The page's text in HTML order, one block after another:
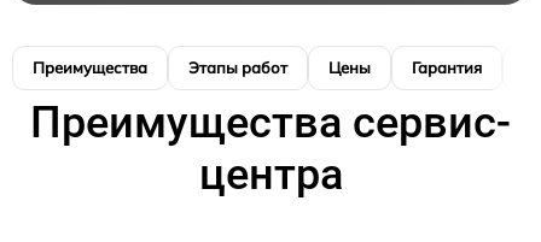
Преимущества Этапы работ Цены Гарантия
Преимущества сервис-
центра